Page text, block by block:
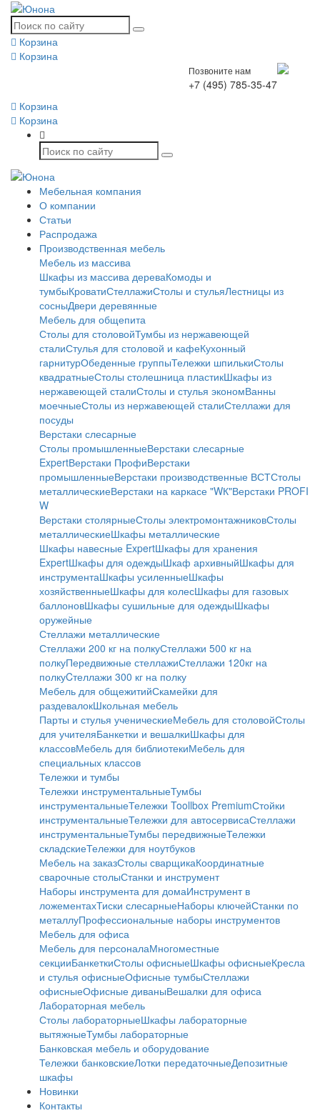
Корзина
Корзина
Позвоните нам
+7 (495) 785-35-47
Корзина
Корзина
Мебельная компания
О компании
Статьи
Распродажа
Производственная мебель
Мебель из массива
Шкафы из массива дереваКомоды и
тумбыКроватиСтеллажиСтолы и стульяЛестницы из
сосныДвери деревянные
Мебель для общепита
Столы для столовойТумбы из нержавеющей
сталиСтулья для столовой и кафеКухонный
гарнитурОбеденные группыТележки шпилькиСтолы
квадратныеСтолы столешница пластикШкафы из
нержавеющей сталиСтолы и стулья экономВанны
моечныеСтолы из нержавеющей сталиСтеллажи для
посуды
Верстаки слесарные
Столы промышленныеВерстаки слесарные
ExpertВерстаки ПрофиВерстаки
промышленныеВерстаки производственные ВСТСтолы
металлическиеВерстаки на каркасе "WК"Верстаки PROFI
W
Верстаки столярныеСтолы электромонтажниковСтолы
металлическиеШкафы металлические
Шкафы навесные ExpertШкафы для хранения
ExpertШкафы для одеждыШкаф архивныйШкафы для
инструментаШкафы усиленныеШкафы
хозяйственныеШкафы для колесШкафы для газовых
баллоновШкафы сушильные для одеждыШкафы
оружейные
Стеллажи металлические
Стеллажи 200 кг на полкуСтеллажи 500 кг на
полкуПередвижные стеллажиСтеллажи 120кг на
полкуCтеллажи 300 кг на полку
Мебель для общежитийСкамейки для
раздевалокШкольная мебель
Парты и стулья ученическиеМебель для столовойСтолы
для учителяБанкетки и вешалкиШкафы для
классовМебель для библиотекиМебель для
специальных классов
Тележки и тумбы
Тележки инструментальныеТумбы
инструментальныеТележки Toollbox PremiumСтойки
инструментальныеТележки для автосервисаСтеллажи
инструментальныеТумбы передвижныеТележки
складскиеТележки для ноутбуков
Мебель на заказСтолы сварщикаКоординатные
сварочные столыСтанки и инструмент
Наборы инструмента для домаИнструмент в
ложементахТиски слесарныеНаборы ключейСтанки по
металлуПрофессиональные наборы инструментов
Мебель для офиса
Мебель для персоналаМногоместные
секцииБанкеткиСтолы офисныеШкафы офисныеКресла
и стулья офисныеОфисные тумбыСтеллажи
офисныеОфисные диваныВешалки для офиса
Лабораторная мебель
Столы лабораторныеШкафы лабораторные
вытяжныеТумбы лабораторные
Банковская мебель и оборудование
Тележки банковскиеЛотки передаточныеДепозитные
шкафы
Новинки
Контакты